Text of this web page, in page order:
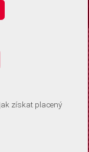
žádné informace
o souhlas s
a
zařízení, abychom se
upravit ve Správě
získat placený